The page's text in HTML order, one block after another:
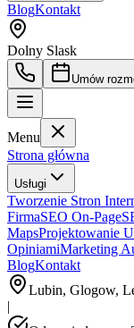
BlogKontakt
Dolny Slask
Umów
Menu
Strona główna
Usługi
Tworzenie Stron
FirmaSEO On-Page
MapsProjektowanie
OpiniamiMarketing
BlogKontakt
Lubin, Glogow,
|